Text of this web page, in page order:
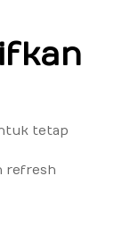
tetap
refresh